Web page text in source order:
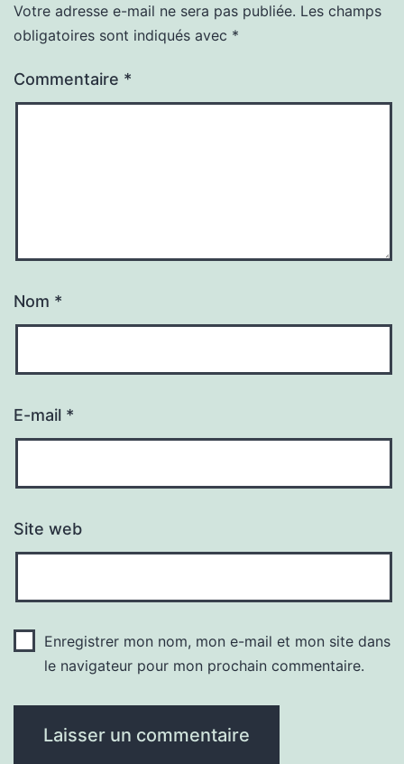
Votre adresse e-mail ne sera pas publiée. Les champs
obligatoires sont indiqués avec *
Commentaire *
Nom *
E-mail *
Site web
Enregistrer mon nom, mon e-mail et mon site dans
le navigateur pour mon prochain commentaire.